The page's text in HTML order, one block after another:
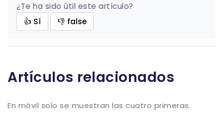
¿Te ha sido útil este artículo?
👍 Sí
👎 false
Artículos relacionados
En móvil solo se muestran las cuatro primeras.